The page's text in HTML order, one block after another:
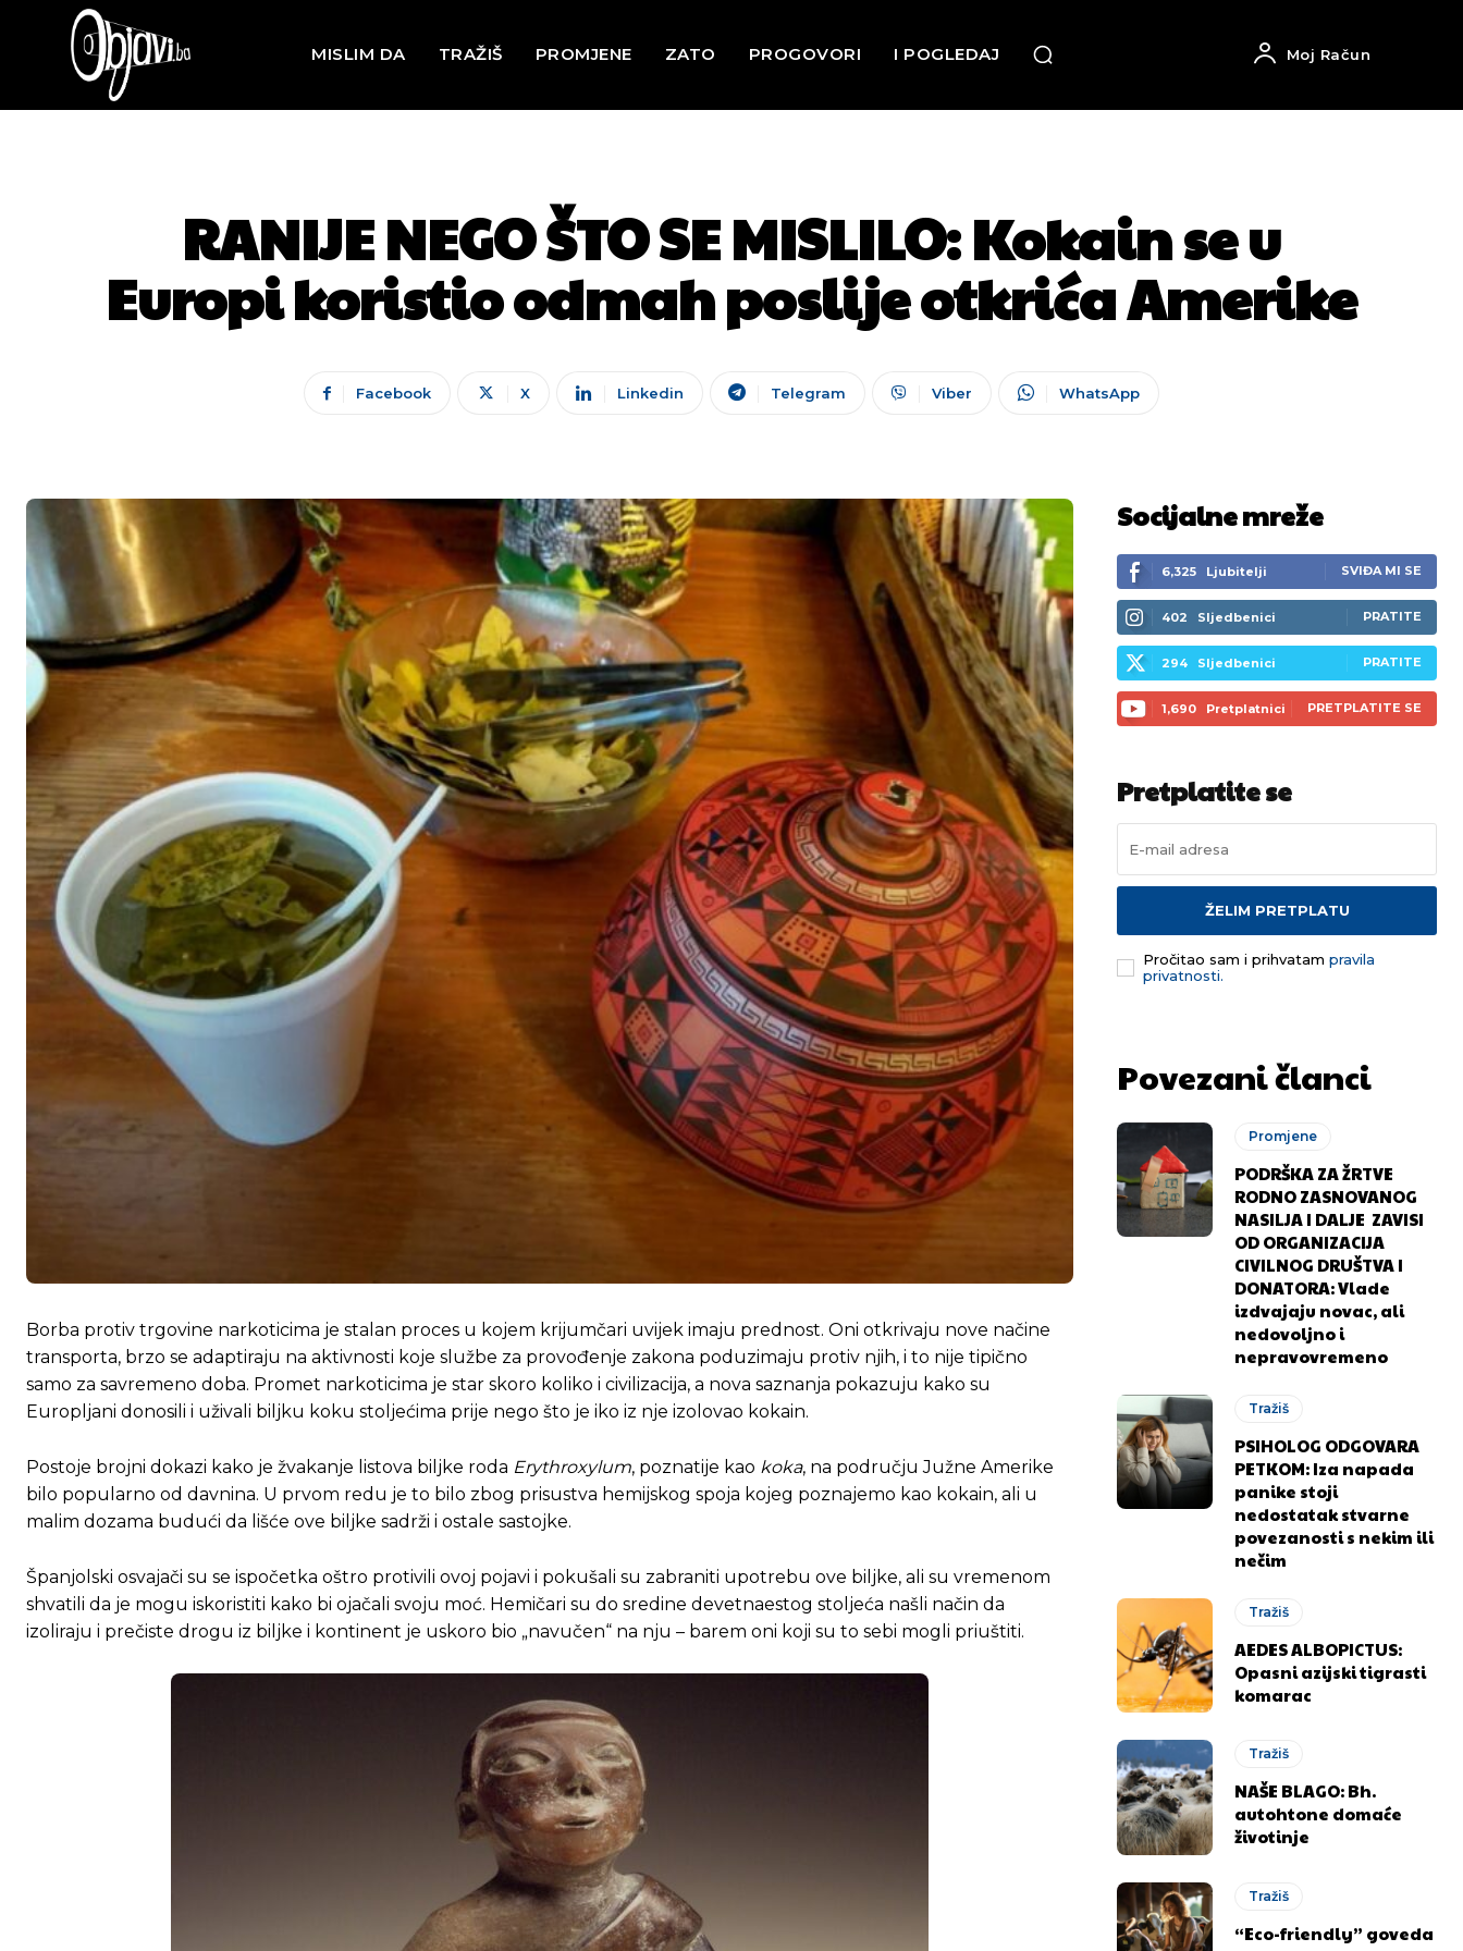
MISLIM DA TRAŽIŠ PROMJENE ZATO PROGOVORI I POGLEDAJ Moj Račun
RANIJE NEGO ŠTO SE MISLILO: Kokain se u
Europi koristio odmah poslije otkrića Amerike
Facebook X Linkedin Telegram Viber WhatsApp
Borba protiv trgovine narkoticima je stalan proces u kojem krijumčari uvijek imaju prednost. Oni otkrivaju nove načine
transporta, brzo se adaptiraju na aktivnosti koje službe za provođenje zakona poduzimaju protiv njih, i to nije tipično
samo za savremeno doba. Promet narkoticima je star skoro koliko i civilizacija, a nova saznanja pokazuju kako su
Europljani donosili i uživali biljku koku stoljećima prije nego što je iko iz nje izolovao kokain.
Postoje brojni dokazi kako je žvakanje listova biljke roda Erythroxylum, poznatije kao koka, na području Južne Amerike
bilo popularno od davnina. U prvom redu je to bilo zbog prisustva hemijskog spoja kojeg poznajemo kao kokain, ali u
malim dozama budući da lišće ove biljke sadrži i ostale sastojke.
Španjolski osvajači su se ispočetka oštro protivili ovoj pojavi i pokušali su zabraniti upotrebu ove biljke, ali su vremenom
shvatili da je mogu iskoristiti kako bi ojačali svoju moć. Hemičari su do sredine devetnaestog stoljeća našli način da
izoliraju i prečiste drogu iz biljke i kontinent je uskoro bio „navučen“ na nju – barem oni koji su to sebi mogli priuštiti.
Socijalne mreže
6,325 Ljubitelji SVIĐA MI SE
402 Sljedbenici PRATITE
294 Sljedbenici PRATITE
1,690 Pretplatnici PRETPLATITE SE
Pretplatite se
ŽELIM PRETPLATU
Pročitao sam i prihvatam pravila
privatnosti.
Povezani članci
Promjene
PODRŠKA ZA ŽRTVE
RODNO ZASNOVANOG
NASILJA I DALJE ZAVISI
OD ORGANIZACIJA
CIVILNOG DRUŠTVA I
DONATORA: Vlade
izdvajaju novac, ali
nedovoljno i
nepravovremeno
Tražiš
PSIHOLOG ODGOVARA
PETKOM: Iza napada
panike stoji
nedostatak stvarne
povezanosti s nekim ili
nečim
Tražiš
AEDES ALBOPICTUS:
Opasni azijski tigrasti
komarac
Tražiš
NAŠE BLAGO: Bh.
autohtone domaće
životinje
Tražiš
“Eco-friendly” goveda